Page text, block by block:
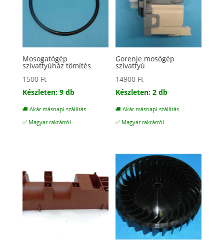
Mosogatógép
szivattyúház tömítés
1500 Ft
Készleten: 9 db
🚚 Akár másnapi szállítás
✅ Magyar raktárról
Gorenje mosógép
szivattyú
14900 Ft
Készleten: 2 db
🚚 Akár másnapi szállítás
✅ Magyar raktárról